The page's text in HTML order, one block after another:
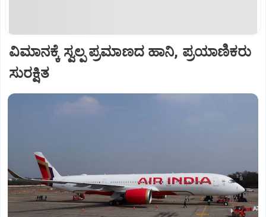
ವಿಮಾನಕ್ಕೆ ಸ್ವಲ್ಪ ಪ್ರಮಾಣದ ಹಾನಿ, ಪ್ರಯಾಣಿಕರು
ಸುರಕ್ಷಿತ